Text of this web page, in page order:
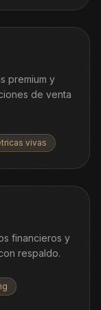
premium y
de venta
vivas
financieros y
respaldo.